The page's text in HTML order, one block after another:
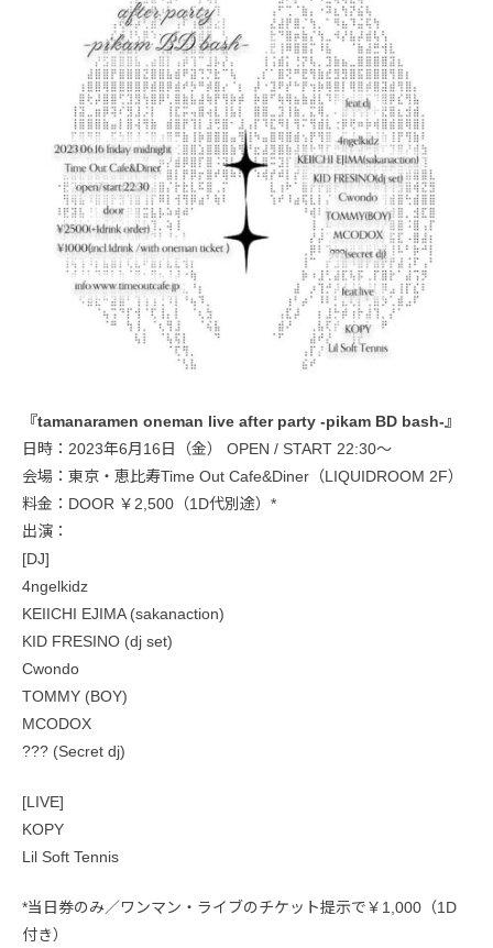
『tamanaramen oneman live after party -pikam BD bash-』
日時：2023年6月16日（金） OPEN / START 22:30〜
会場：東京・恵比寿Time Out Cafe&Diner（LIQUIDROOM 2F）
料金：DOOR ￥2,500（1D代別途）*
出演：
[DJ]
4ngelkidz
KEIICHI EJIMA (sakanaction)
KID FRESINO (dj set)
Cwondo
TOMMY (BOY)
MCODOX
??? (Secret dj)
[LIVE]
KOPY
Lil Soft Tennis
*当日券のみ／ワンマン・ライブのチケット提示で￥1,000（1D
付き）